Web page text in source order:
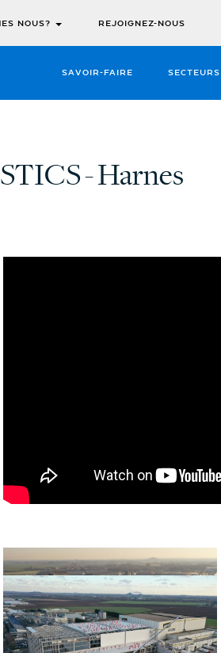
NOUS? REJOIGNEZ-NOUS
SAVOIR-FAIRE SECTEURS
- Harnes